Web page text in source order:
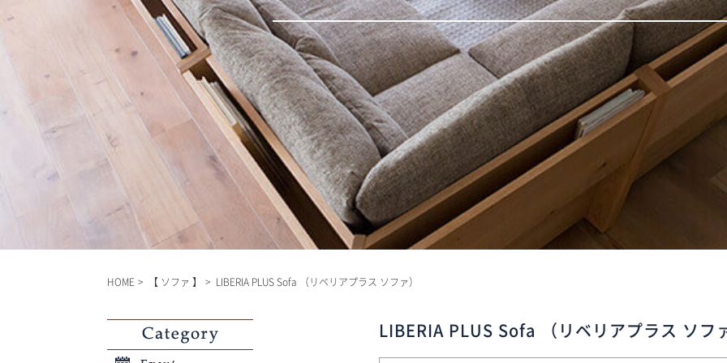
HOME 【 ソファ 】 LIBERIA PLUS Sofa （リベリアプラス ソファ）
LIBERIA PLUS Sofa （リベリアプラス ソフ